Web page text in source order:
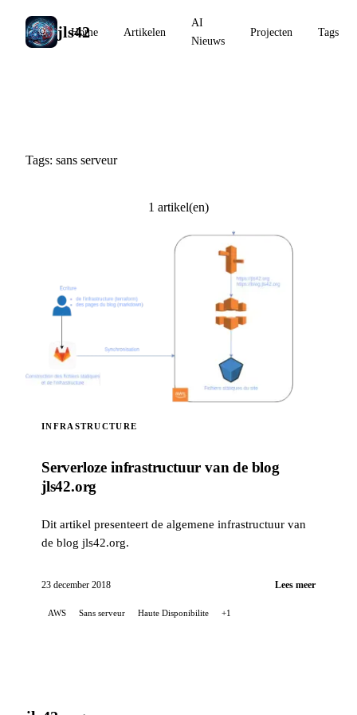
jls42
Home Artikelen
AI
Nieuws
Projecten Tags
Tags: sans serveur
1 artikel(en)
INFRASTRUCTURE
Serverloze infrastructuur van de blog
jls42.org
Dit artikel presenteert de algemene infrastructuur van
de blog jls42.org.
23 december 2018 Lees meer
AWS Sans serveur Haute Disponibilite +1